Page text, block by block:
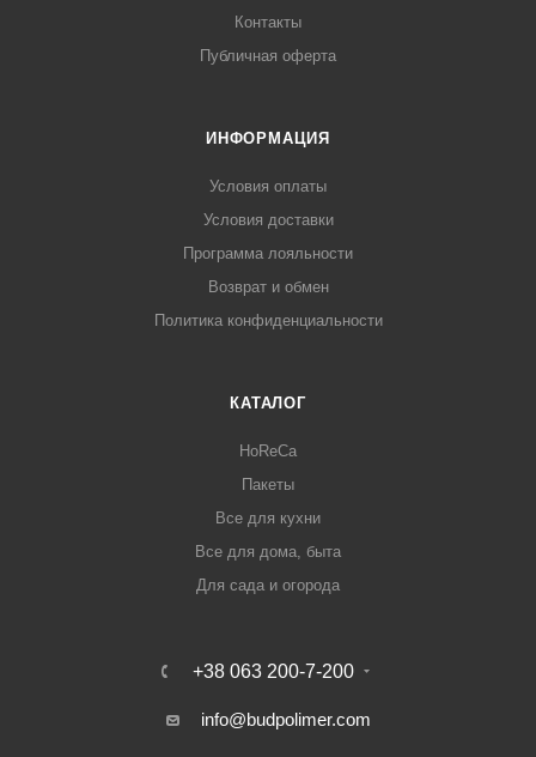
Контакты
Публичная оферта
ИНФОРМАЦИЯ
Условия оплаты
Условия доставки
Программа лояльности
Возврат и обмен
Политика конфиденциальности
КАТАЛОГ
HoReCa
Пакеты
Все для кухни
Все для дома, быта
Для сада и огорода
+38 063 200-7-200
info@budpolimer.com